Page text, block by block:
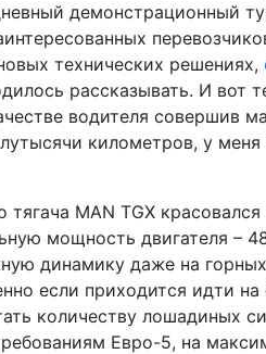
демонстрационный
технических решениях,
рассказывать. И вот
водителя совершив
километров, у меня
MAN TGX
мощность двигателя –
динамику даже на
если приходится идти
количеству лошадиных
Евро-5, на